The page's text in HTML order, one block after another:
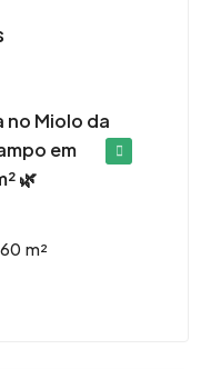
no Miolo da
em
🌿
m²